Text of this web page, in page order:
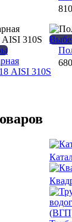
можно
выбрать
на
странице
товара.
Этот
товар
имеет
выбрать
AISI 310S